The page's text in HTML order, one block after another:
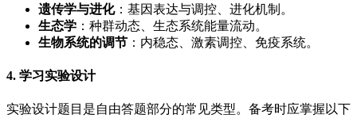
遗传学与进化：基因表达与调控、进化机制。
生态学 ：种群动态、生态系统能量流动。
生物系统的调节 ：内稳态、激素调控、免疫系统。
4. 学习实验设计
实验设计题目是自由答题部分的常见类型。备考时应掌握以下